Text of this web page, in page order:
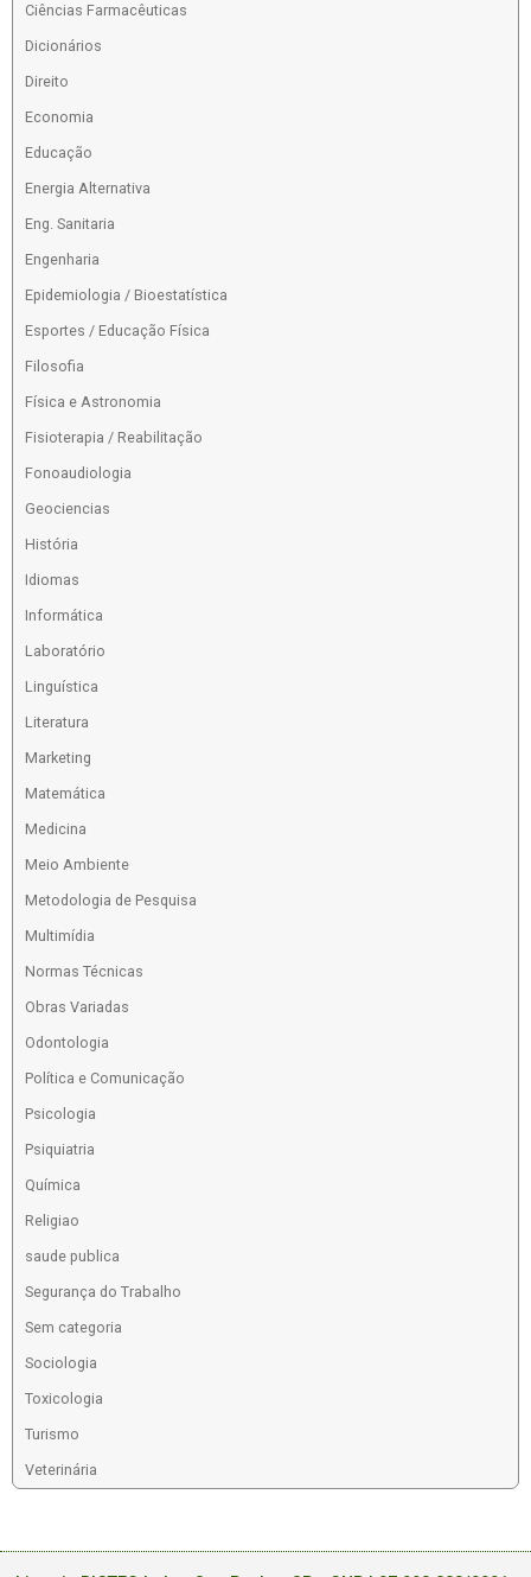
Ciências Farmacêuticas
Dicionários
Direito
Economia
Educação
Energia Alternativa
Eng. Sanitaria
Engenharia
Epidemiologia / Bioestatística
Esportes / Educação Física
Filosofia
Física e Astronomia
Fisioterapia / Reabilitação
Fonoaudiologia
Geociencias
História
Idiomas
Informática
Laboratório
Linguística
Literatura
Marketing
Matemática
Medicina
Meio Ambiente
Metodologia de Pesquisa
Multimídia
Normas Técnicas
Obras Variadas
Odontologia
Política e Comunicação
Psicologia
Psiquiatria
Química
Religiao
saude publica
Segurança do Trabalho
Sem categoria
Sociologia
Toxicologia
Turismo
Veterinária